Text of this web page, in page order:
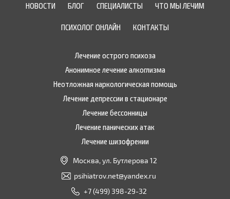
НОВОСТИ БЛОГ СПЕЦИАЛИСТЫ ЧТО МЫ ЛЕЧИМ
ПСИХОЛОГ ОНЛАЙН КОНТАКТЫ
Лечение острого психоза
Анонимное лечение алкоглизма
Неотложная наркологическая помощь
Лечение депрессии в стационаре
Лечение бессонницы
Лечение панических атак
Лечение шизофрении
Москва, ул. Бутлерова 12
psihiatrov.net@yandex.ru
+7 (499) 398-29-32